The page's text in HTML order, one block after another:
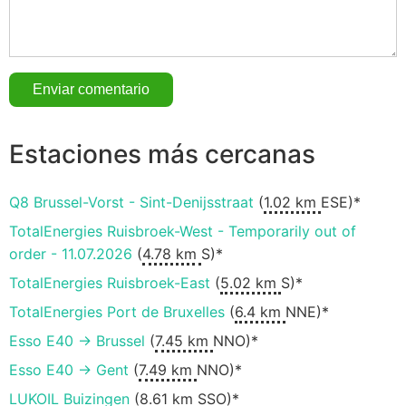
Estaciones más cercanas
Q8 Brussel-Vorst - Sint-Denijsstraat (1.02 km ESE)*
TotalEnergies Ruisbroek-West - Temporarily out of
order - 11.07.2026 (4.78 km S)*
TotalEnergies Ruisbroek-East (5.02 km S)*
TotalEnergies Port de Bruxelles (6.4 km NNE)*
Esso E40 -> Brussel (7.45 km NNO)*
Esso E40 -> Gent (7.49 km NNO)*
LUKOIL Buizingen (8.61 km SSO)*